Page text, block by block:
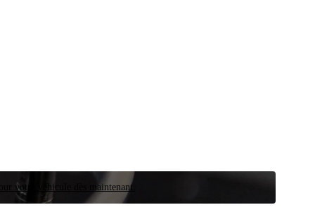
votre véhicule dès maintenant.